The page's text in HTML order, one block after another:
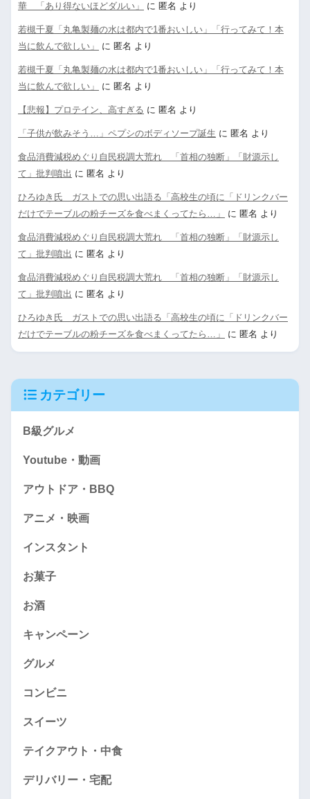
華 「あり得ないほどダルい」
に 匿名 より
若槻千夏「丸亀製麺の水は都内で1番おいしい」「行ってみて！本
当に飲んで欲しい」
に 匿名 より
若槻千夏「丸亀製麺の水は都内で1番おいしい」「行ってみて！本
当に飲んで欲しい」
に 匿名 より
【悲報】プロテイン、高すぎる に 匿名 より
「子供が飲みそう…」ペプシのボディソープ誕生 に 匿名 より
食品消費減税めぐり自民税調大荒れ 「首相の独断」「財源示し
て」批判噴出 に 匿名 より
ひろゆき氏 ガストでの思い出語る「高校生の頃に「ドリンクバー
だけでテーブルの粉チーズを食べまくってたら…」
に 匿名 より
食品消費減税めぐり自民税調大荒れ 「首相の独断」「財源示し
て」批判噴出 に 匿名 より
食品消費減税めぐり自民税調大荒れ 「首相の独断」「財源示し
て」批判噴出 に 匿名 より
ひろゆき氏 ガストでの思い出語る「高校生の頃に「ドリンクバー
だけでテーブルの粉チーズを食べまくってたら…」
に 匿名 より
カテゴリー
B級グルメ
Youtube・動画
アウトドア・BBQ
アニメ・映画
インスタント
お菓子
お酒
キャンペーン
グルメ
コンビニ
スイーツ
テイクアウト・中食
デリバリー・宅配